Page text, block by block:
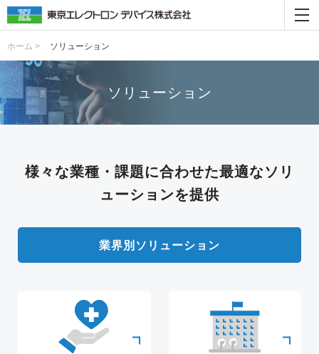
ホーム > ソリューション
ソリューション
様々な業種・課題に合わせた最適なソリ
ューションを提供
業界別ソリューション